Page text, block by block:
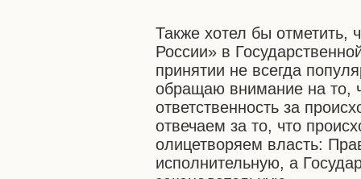
Также хотел бы отметить,
России» в
принятии не всегда
обращаю внимание на то,
ответственность за
отвечаем за то, что
олицетворяем власть:
исполнительную, а